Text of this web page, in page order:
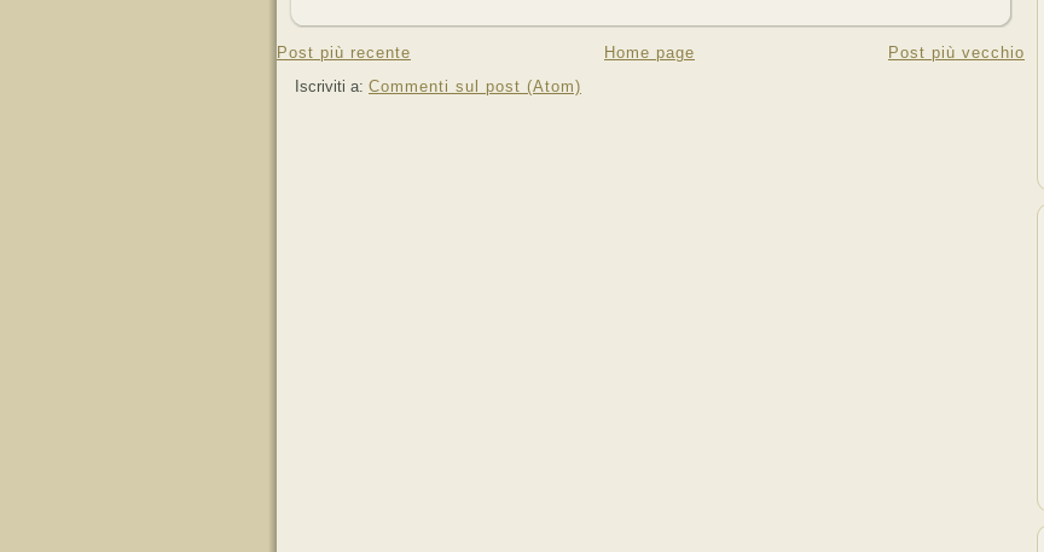
Post più recente Post più vecchio
Home page
Iscriviti a: Commenti sul post (Atom)